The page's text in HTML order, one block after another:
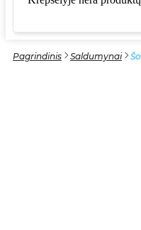
Pagrindinis Saldumynai